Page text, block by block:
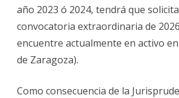
año 2023 ó 2024, tendrá que
convocatoria extraordinaria de
encuentre actualmente en activo
de Zaragoza).
Como consecuencia de la